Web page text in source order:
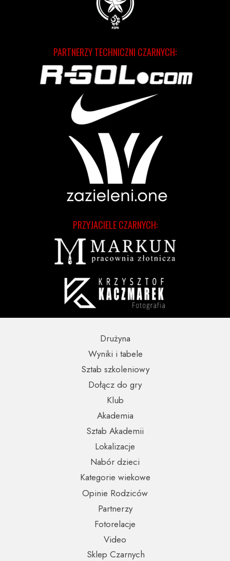
PRZYJACIELE CZARNYCH:
PARTNERZY TECHNICZNI CZARNYCH:
Partnerzy
Opinie Rodziców
Nabór dzieci
Wyniki i tabele
Sklep Czarnych
Video
Fotorelacje
Kategorie wiekowe
Lokalizacje
Sztab szkoleniowy
Sztab Akademii
Dołącz do gry
Drużyna
Akademia
Klub